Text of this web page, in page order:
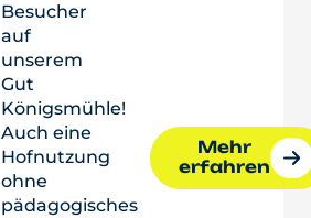
Besucher
auf
unserem
Gut
Königsmühle!
Auch eine
Hofnutzung
ohne
pädagogisches
Mehr
erfahren